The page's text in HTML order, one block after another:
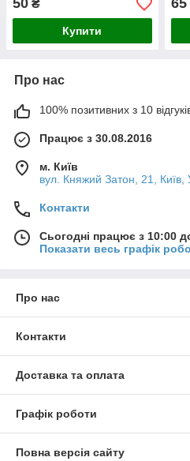
50 ₴
Купити
65
Про нас
100% позитивних з 10
Працює з 30.08.2016
м. Київ
вул. Княжий Затон, 21, Київ,
Контакти
Сьогодні працює з 10:00
Показати весь графік
Про нас
Контакти
Доставка та оплата
Графік роботи
Повна версія сайту